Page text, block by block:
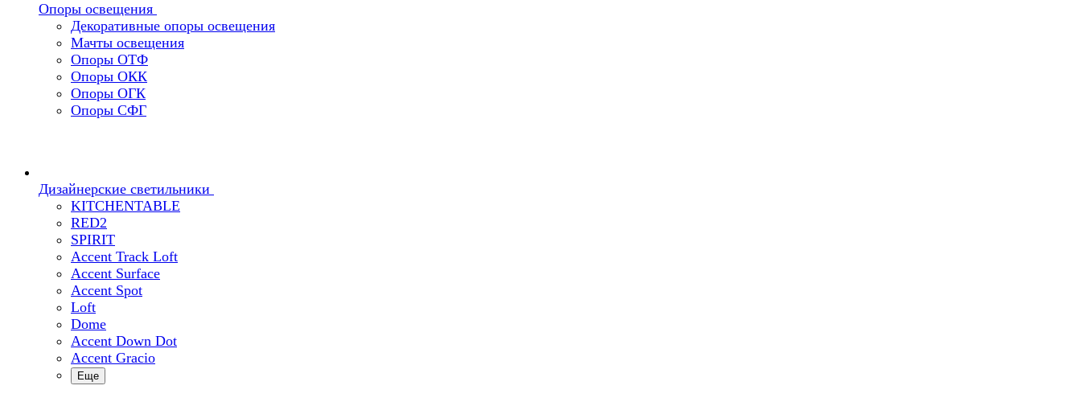
Опоры освещения
Декоративные опоры освещения
Мачты освещения
Опоры ОТФ
Опоры ОКК
Опоры ОГК
Опоры СФГ
Дизайнерские светильники
KITCHENTABLE
RED2
SPIRIT
Accent Track Loft
Accent Surface
Accent Spot
Loft
Dome
Accent Down Dot
Accent Gracio
Еще